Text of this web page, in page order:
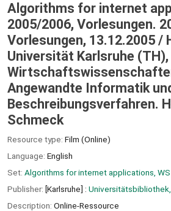
Algorithms for internet
2005/2006, Vorlesungen.
Vorlesungen, 13.12.2005 /
Universität Karlsruhe
Angewandte Informatik
Beschreibungsverfahren.
Schmeck
Resource type: Film (Online)
Language: English
Set: Algorithms for internet applications,
Publisher: [Karlsruhe] : Universitätsbibliothek,
Description: Online-Ressource